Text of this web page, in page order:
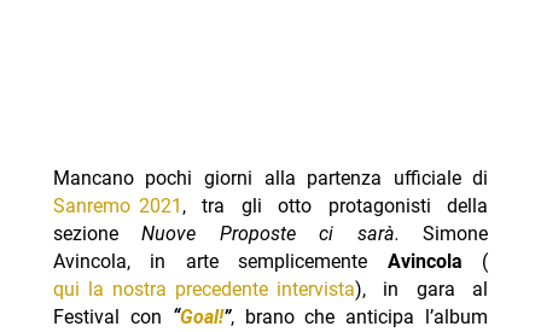
Mancano pochi giorni alla partenza ufficiale di
Sanremo 2021 , tra gli otto protagonisti della
sezioneNuove Proposte ci sarà. Simone
Avincola, in arte semplicemente Avincola (
qui la nostra precedente intervista), in gara al
Festival con “Goal!”, brano che anticipa l’album